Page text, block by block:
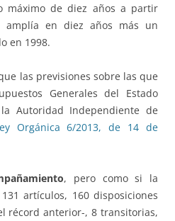
máximo de diez años a partir
en diez años más un
en 1998.
las previsiones sobre las que
Generales del Estado
Autoridad Independiente de
Orgánica 6/2013, de 14 de
, pero como si la
artículos, 160 disposiciones
récord anterior-, 8 transitorias,